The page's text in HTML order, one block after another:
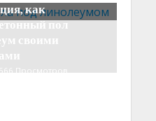
как
пол
своими
Просмотров